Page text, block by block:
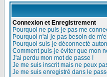
Connexion et Enregistrement
Pourquoi ne puis-je pas me
Pourquoi n'ai-je pas besoin de
Pourquoi suis-je déconnecté
Comment puis-je éviter que mon
J'ai perdu mon mot de passe !
Je me suis inscrit mais ne peux
Je me suis enregistré dans le